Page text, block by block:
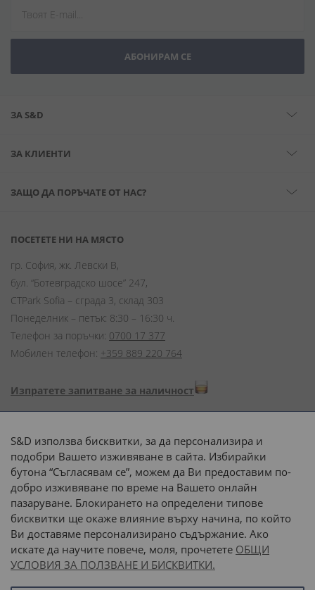
АБОНИРАМ СЕ
ЗА S&D
ЗА КЛИЕНТИ
ЗАЩО ДА ПОРЪЧАТЕ ОТ НАС?
ПОСЕТЕТЕ НИ НА МЯСТО
гр. София, жк. Левски В,
бул. “Ботевградско шосе” 247,
CTPark Sofia – сграда 3, склад 303
Понеделник – петък: 8:30 – 16:30 ч.
Телефон за поръчки: 0700 17 377
Мобилен телефон: +359 889 220 764
Изпратете запитване за наличност
Начини на плащане:
Доставка до адрес с:
или
наш транспорт
S&D използва бисквитки, за да персонализира и
подобри Вашето изживяване в сайта. Избирайки
бутона “Съгласявам се”, можем да Ви предоставим по-
добро изживяване по време на Вашето онлайн
пазаруване. Блокирането на определени типове
бисквитки ще окаже влияние върху начина, по който
Ви доставяме персонализирано съдържание. Ако
искате да научите повече, моля, прочетете ОБЩИ
УСЛОВИЯ ЗА ПОЛЗВАНЕ И БИСКВИТКИ.